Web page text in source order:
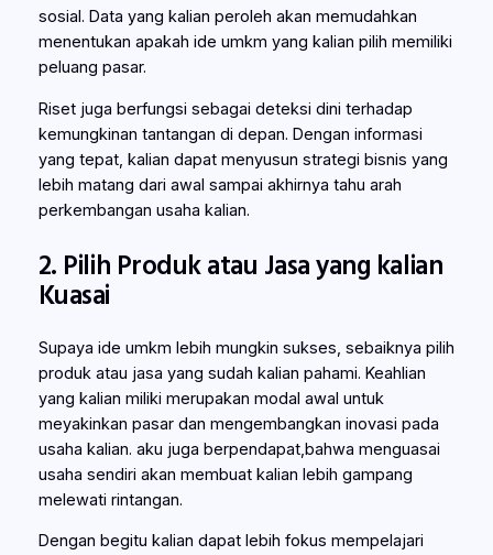
sosial. Data yang kalian peroleh akan memudahkan
menentukan apakah ide umkm yang kalian pilih memiliki
peluang pasar.
Riset juga berfungsi sebagai deteksi dini terhadap
kemungkinan tantangan di depan. Dengan informasi
yang tepat, kalian dapat menyusun strategi bisnis yang
lebih matang dari awal sampai akhirnya tahu arah
perkembangan usaha kalian.
2. Pilih Produk atau Jasa yang kalian
Kuasai
Supaya ide umkm lebih mungkin sukses, sebaiknya pilih
produk atau jasa yang sudah kalian pahami. Keahlian
yang kalian miliki merupakan modal awal untuk
meyakinkan pasar dan mengembangkan inovasi pada
usaha kalian. aku juga berpendapat,bahwa menguasai
usaha sendiri akan membuat kalian lebih gampang
melewati rintangan.
Dengan begitu kalian dapat lebih fokus mempelajari